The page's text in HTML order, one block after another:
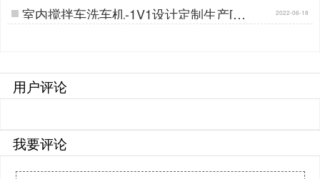
室内搅拌车洗车机-1V1设计定制生产[隆
茂鑫晟]…
2022-06-18
用户评论
我要评论